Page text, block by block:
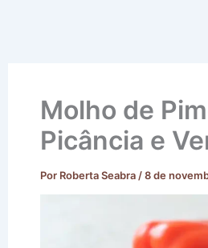
Molho de
Picância e
Por Roberta Seabra /8 de